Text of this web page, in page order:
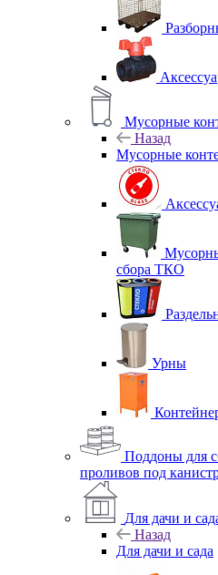
Мусорные
Назад
Мусорные
сбора ТКО
Урны
Поддоны для
проливов под
Для дачи и
Назад
Для дачи и сада